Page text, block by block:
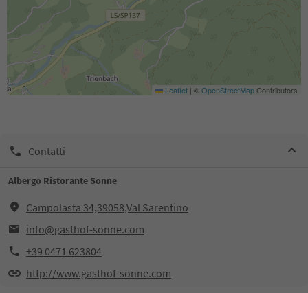
Leaflet | ©OpenStreetMapContributors
Contatti
Albergo Ristorante Sonne
Campolasta 34,39058,Val Sarentino
info@gasthof-sonne.com
+39 0471 623804
http://www.gasthof-sonne.com